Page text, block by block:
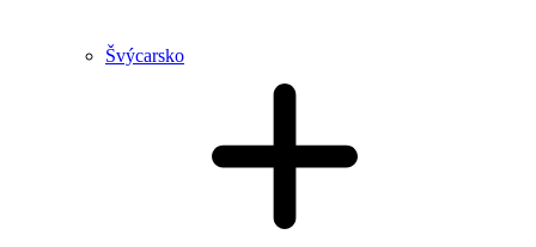
Švýcarsko